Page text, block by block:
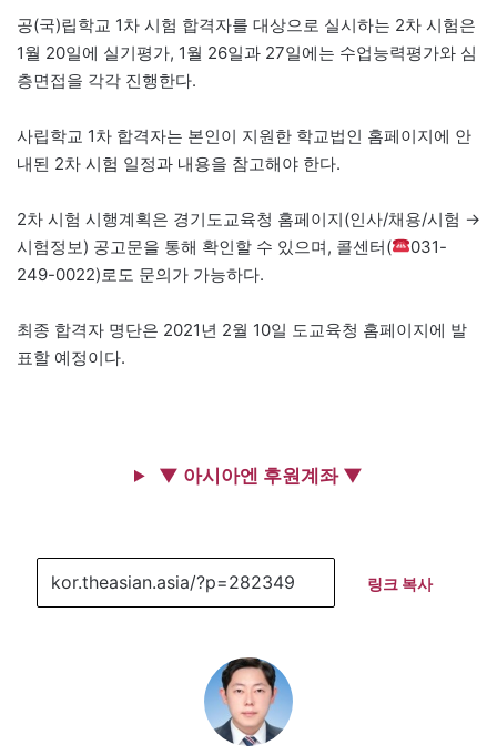
공(국)립학교 1차 시험 합격자를 대상으로 실시하는 2차 시험은
1월 20일에 실기평가, 1월 26일과 27일에는 수업능력평가와 심
층면접을 각각 진행한다.
사립학교 1차 합격자는 본인이 지원한 학교법인 홈페이지에 안
내된 2차 시험 일정과 내용을 참고해야 한다.
2차 시험 시행계획은 경기도교육청 홈페이지(인사/채용/시험 →
시험정보) 공고문을 통해 확인할 수 있으며, 콜센터(
031-
249-0022)로도 문의가 가능하다.
최종 합격자 명단은 2021년 2월 10일 도교육청 홈페이지에 발
표할 예정이다.
▼ 아시아엔 후원계좌 ▼
링크 복사